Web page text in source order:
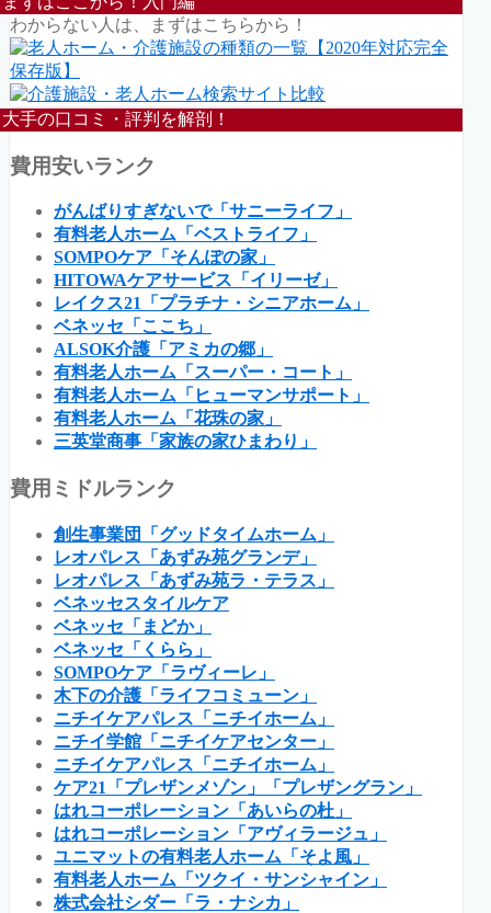
わからない人は、まずはこちらから！
大手の口コミ・評判を解剖！
費用安いランク
がんばりすぎないで「サニーライフ」
有料老人ホーム「ベストライフ」
SOMPOケア「そんぽの家」
HITOWAケアサービス「イリーゼ」
レイクス21「プラチナ・シニアホーム」
ベネッセ「ここち」
ALSOK介護「アミカの郷」
有料老人ホーム「スーパー・コート」
有料老人ホーム「ヒューマンサポート」
有料老人ホーム「花珠の家」
三英堂商事「家族の家ひまわり」
費用ミドルランク
創生事業団「グッドタイムホーム」
レオパレス「あずみ苑グランデ」
レオパレス「あずみ苑ラ・テラス」
ベネッセスタイルケア
ベネッセ「まどか」
ベネッセ「くらら」
SOMPOケア「ラヴィーレ」
木下の介護「ライフコミューン」
ニチイケアパレス「ニチイホーム」
ニチイ学館「ニチイケアセンター」
ニチイケアパレス「ニチイホーム」
ケア21「プレザンメゾン」「プレザングラン」
はれコーポレーション「あいらの杜」
はれコーポレーション「アヴィラージュ」
ユニマットの有料老人ホーム「そよ風」
有料老人ホーム「ツクイ・サンシャイン」
株式会社シダー「ラ・ナシカ」